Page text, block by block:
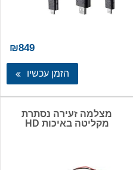
₪849
הזמן עכשיו
מצלמה זעירה נסתרת
מקליטה באיכות HD